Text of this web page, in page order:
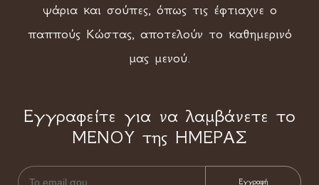
ψάρια και σούπες, όπως τις έφτιαχνε ο
παππούς Κώστας, αποτελούν το καθημερινό
μας μενού.
Εγγραφείτε για να λαμβάνετε το
ΜΕΝΟΥ της ΗΜΕΡΑΣ